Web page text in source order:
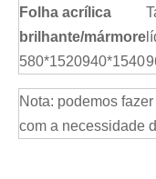
Folha acrílica
brilhante/mármore
580*1520940*1540
Nota: podemos
com a necessidade